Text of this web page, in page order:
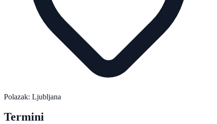
Polazak: Ljubljana
Termini